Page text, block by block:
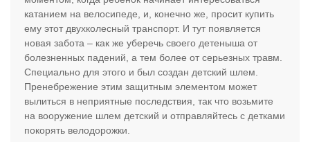
катанием на велосипеде, и, конечно же, просит купить
ему этот двухколесный транспорт. И тут появляется
новая забота – как же уберечь своего детеныша от
болезненных падений, а тем более от серьезных травм.
Специально для этого и был создан детский шлем.
Пренебрежение этим защитным элементом может
вылиться в неприятные последствия, так что возьмите
на вооружение шлем детский и отправляйтесь с детками
покорять велодорожки.